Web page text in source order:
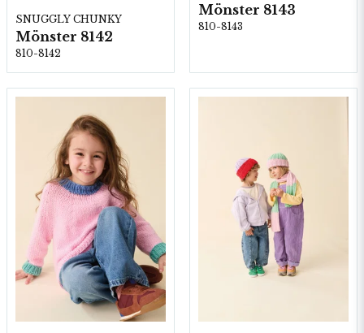
SNUGGLY CHUNKY
Mönster 8142
810-8142
Mönster 8143
810-8143